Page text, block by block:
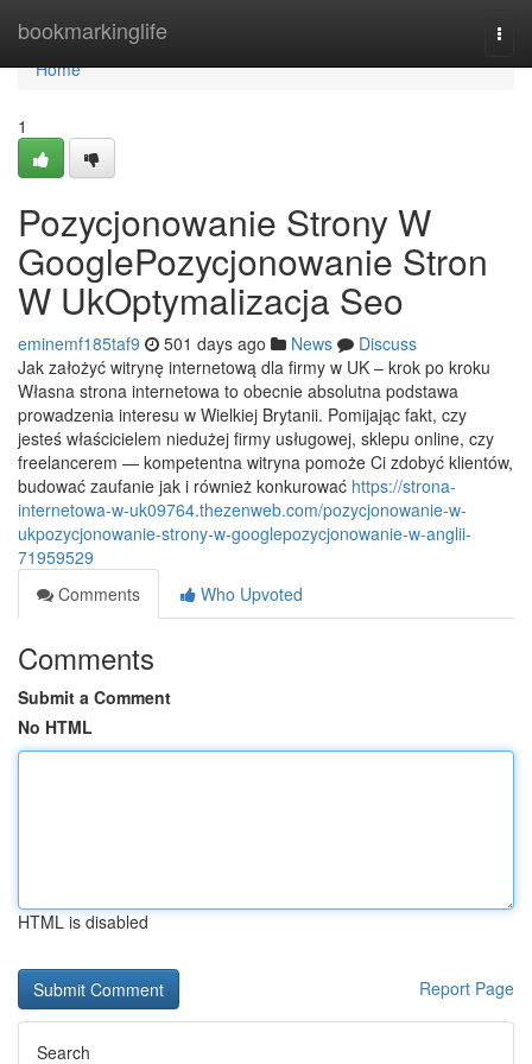
bookmarkinglife
Home
Home
1
Pozycjonowanie Strony W
GooglePozycjonowanie Stron
W UkOptymalizacja Seo
eminemf185taf9 501 days ago News
Discuss
Jak założyć witrynę internetową dla firmy w UK – krok po kroku
Własna strona internetowa to obecnie absolutna podstawa
prowadzenia interesu w Wielkiej Brytanii. Pomijając fakt, czy
jesteś właścicielem niedużej firmy usługowej, sklepu online, czy
freelancerem — kompetentna witryna pomoże Ci zdobyć klientów,
budować zaufanie jak i również konkurować https://strona-
internetowa-w-uk09764.thezenweb.com/pozycjonowanie-w-
ukpozycjonowanie-strony-w-googlepozycjonowanie-w-anglii-
71959529
Comments
Who Upvoted
Comments
Submit a Comment
No HTML
HTML is disabled
Report Page
Search